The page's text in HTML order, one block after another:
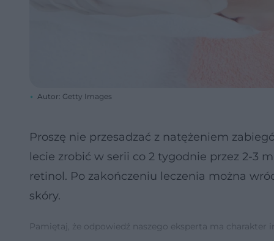
Autor: Getty Images
Proszę nie przesadzać z natężeniem
lecie zrobić w serii co 2 tygodnie przez 2-3
retinol. Po zakończeniu leczenia można
skóry.
Pamiętaj, że odpowiedź naszego eksperta ma